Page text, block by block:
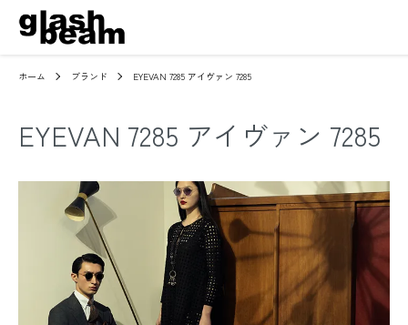
ホーム ブランド EYEVAN 7285 アイヴァン 7285
EYEVAN 7285 アイヴァン 7285